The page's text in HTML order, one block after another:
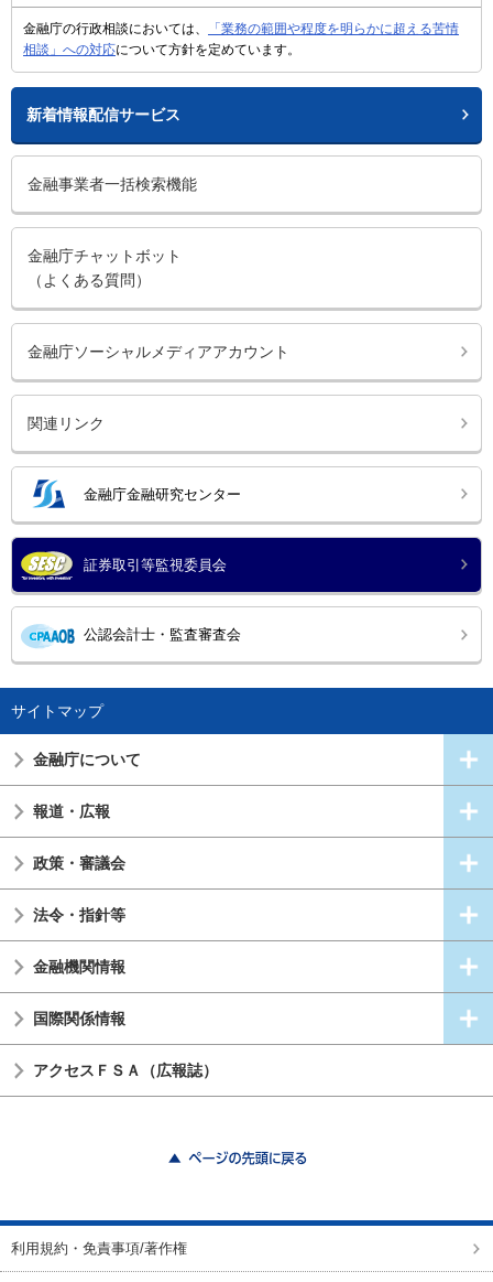
金融庁の行政相談においては、
「業務の範囲や程度を明らかに超える苦情
相談」への対応について方針を定めています。
新着情報配信サービス
金融事業者一括検索機能
金融庁チャットボット
（よくある質問）
金融庁ソーシャルメディアアカウント
関連リンク
金融庁金融研究センター
証券取引等監視委員会
公認会計士・監査審査会
サイトマップ
金融庁について
報道・広報
政策・審議会
法令・指針等
金融機関情報
国際関係情報
アクセスＦＳＡ（広報誌）
利用規約・免責事項/著作権